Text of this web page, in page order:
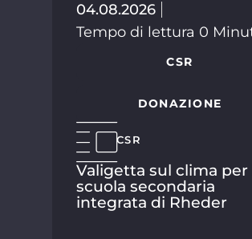
04.08.2026
Tempo di lettura 0
CSR
DONAZIONE
CSR
Valigetta sul clima per
scuola secondaria
integrata di Rheder